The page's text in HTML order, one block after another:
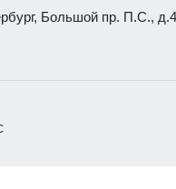
Большой пр. П.С.,